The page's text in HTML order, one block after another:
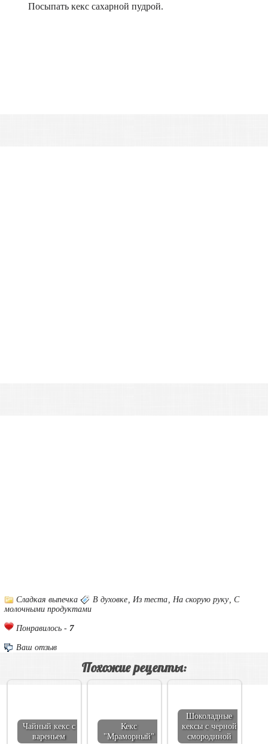
Посыпать кекс сахарной пудрой.
Сладкая выпечка В духовке Из теста На скорую руку, С
молочными продуктами
Понравилось -7
Ваш отзыв
Похожие рецепты:
Чайный кекс с
вареньем
Кекс
"Мраморный"
Шоколадные
кексы с черной
смородиной